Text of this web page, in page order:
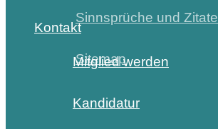
Sinnsprüche und Zitate
Sitemap
Kontakt
Mitglied werden
Kandidatur